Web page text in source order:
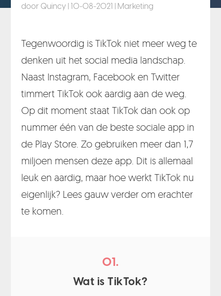
door Quincy| 10-08-2021 Marketing
Tegenwoordig is TikTok niet meer weg te
denken uit het social media landschap.
Naast Instagram, Facebook en Twitter
timmert TikTok ook aardig aan de weg.
Op dit moment staat TikTok dan ook op
nummer één van de beste sociale app in
de Play Store. Zo gebruiken meer dan 1,7
miljoen mensen deze app. Dit is allemaal
leuk en aardig, maar hoe werkt TikTok nu
eigenlijk? Lees gauw verder om erachter
te komen.
01.
Wat is TikTok?